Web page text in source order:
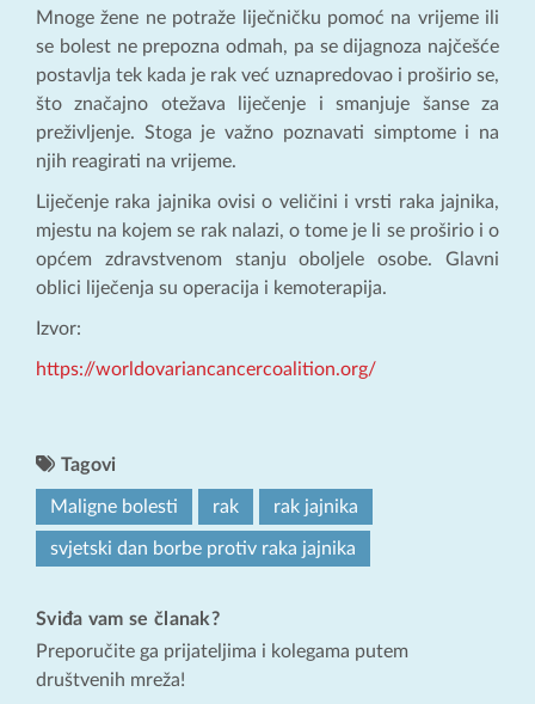
Mnoge žene ne potraže liječničku pomoć na vrijeme ili
se bolest ne prepozna odmah, pa se dijagnoza najčešće
postavlja tek kada je rak već uznapredovao i proširio se,
što značajno otežava liječenje i smanjuje šanse za
preživljenje. Stoga je važno poznavati simptome i na
njih reagirati na vrijeme.
Liječenje raka jajnika ovisi o veličini i vrsti raka jajnika,
mjestu na kojem se rak nalazi, o tome je li se proširio i o
općem zdravstvenom stanju oboljele osobe. Glavni
oblici liječenja su operacija i kemoterapija.
Izvor:
https://worldovariancancercoalition.org/
Tagovi
Maligne bolesti rak rak jajnika
svjetski dan borbe protiv raka jajnika
Sviđa vam se članak?
Preporučite ga prijateljima i kolegama putem
društvenih mreža!